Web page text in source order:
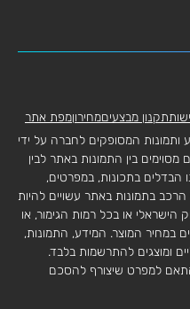
תקנון מבצעיםמחירוןמפת אתר
ותמונות המסופקים לחברה על ידי
מסוימים בין התמונות באתר לבין
הבדלים בתכונות, במפרטים,
הרכב בתמונות באתר עשויים להיות
הישראלי או בכל רמות הגימור, או
במחיר המוצר. המידע, התמונות,
ומוצגים להתרשמות בלבד.
למפרט שיצורף להסכם